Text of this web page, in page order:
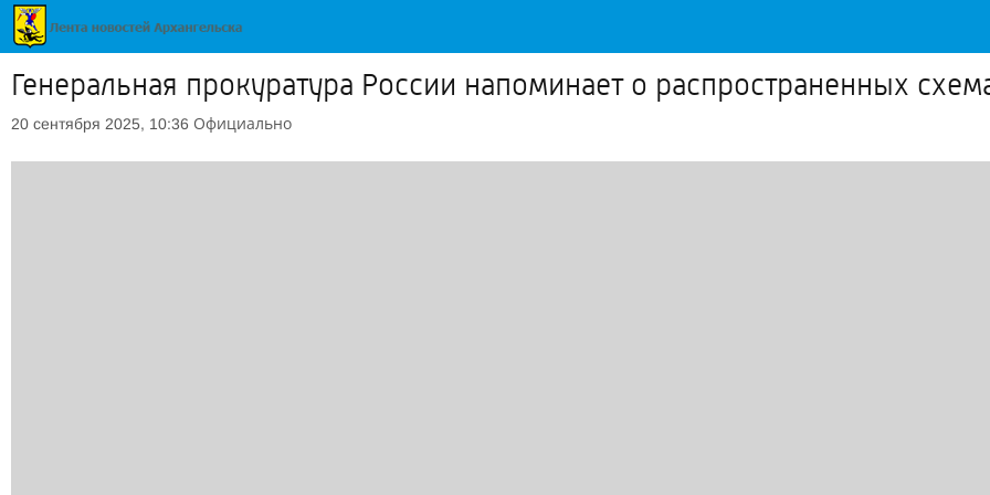
Генеральная прокуратура России напоминает о распространенных
20 сентября 2025, 10:36 Официально